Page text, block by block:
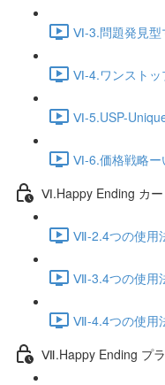
Ⅵ-3.問題発見型
Ⅵ-4.ワンストッ
Ⅵ-5.USP-
Ⅵ-6.価格戦略ー
Ⅵ.Happy Ending カー
Ⅶ-2.4つの使用
Ⅶ-3.4つの使用
Ⅶ-4.4つの使用
Ⅶ.Happy Ending プ